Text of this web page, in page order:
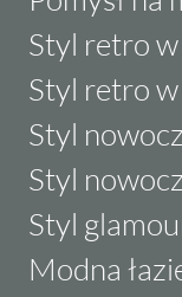
Styl retro w
Styl retro
Styl
Styl
Styl
Modna